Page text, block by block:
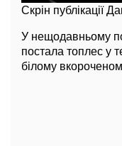
Скрін публікації
У нещодавньому
постала топлес у
білому